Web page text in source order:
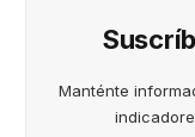
Manténte